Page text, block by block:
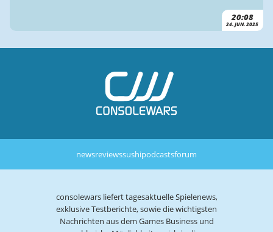
20:08
24. JUN. 2025
newsreviewssushipodcastsforum
consolewars liefert tagesaktuelle Spielenews,
exklusive Testberichte, sowie die wichtigsten
Nachrichten aus dem Games Business und